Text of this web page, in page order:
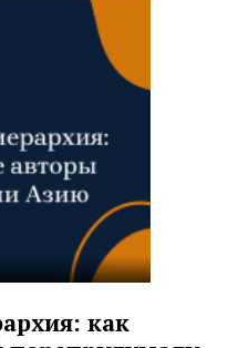
как